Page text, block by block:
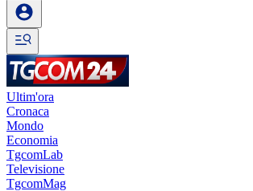
Ultim'ora
Cronaca
Mondo
Economia
TgcomLab
Televisione
TgcomMag